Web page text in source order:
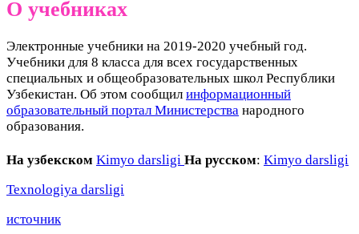
О учебниках
Электронные учебники на 2019-2020 учебный год.
Учебники для 8 класса для всех государственных
специальных и общеобразовательных школ Республики
Узбекистан. Об этом сообщил информационный
образовательный портал Министерства народного
образования.
На узбекском Kimyo darsligi На русском: Kimyo darsligi
Texnologiya darsligi
источник